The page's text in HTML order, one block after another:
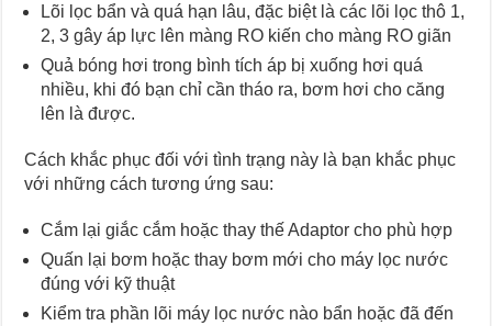
Lõi lọc bẩn và quá hạn lâu, đặc biệt là các lõi lọc thô 1,
2, 3 gây áp lực lên màng RO kiến cho màng RO giãn
Quả bóng hơi trong bình tích áp bị xuống hơi quá
nhiều, khi đó bạn chỉ cần tháo ra, bơm hơi cho căng
lên là được.
Cách khắc phục đối với tình trạng này là bạn khắc phục
với những cách tương ứng sau:
Cắm lại giắc cắm hoặc thay thế Adaptor cho phù hợp
Quấn lại bơm hoặc thay bơm mới cho máy lọc nước
đúng với kỹ thuật
Kiểm tra phần lõi máy lọc nước nào bẩn hoặc đã đến